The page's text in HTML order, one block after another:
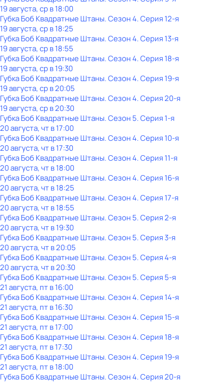
19 августа, ср в 18:00
Губка Боб Квадратные Штаны. Сезон 4. Серия 12-я
19 августа, ср в 18:25
Губка Боб Квадратные Штаны. Сезон 4. Серия 13-я
19 августа, ср в 18:55
Губка Боб Квадратные Штаны. Сезон 4. Серия 18-я
19 августа, ср в 19:30
Губка Боб Квадратные Штаны. Сезон 4. Серия 19-я
19 августа, ср в 20:05
Губка Боб Квадратные Штаны. Сезон 4. Серия 20-я
19 августа, ср в 20:30
Губка Боб Квадратные Штаны. Сезон 5. Серия 1-я
20 августа, чт в 17:00
Губка Боб Квадратные Штаны. Сезон 4. Серия 10-я
20 августа, чт в 17:30
Губка Боб Квадратные Штаны. Сезон 4. Серия 11-я
20 августа, чт в 18:00
Губка Боб Квадратные Штаны. Сезон 4. Серия 16-я
20 августа, чт в 18:25
Губка Боб Квадратные Штаны. Сезон 4. Серия 17-я
20 августа, чт в 18:55
Губка Боб Квадратные Штаны. Сезон 5. Серия 2-я
20 августа, чт в 19:30
Губка Боб Квадратные Штаны. Сезон 5. Серия 3-я
20 августа, чт в 20:05
Губка Боб Квадратные Штаны. Сезон 5. Серия 4-я
20 августа, чт в 20:30
Губка Боб Квадратные Штаны. Сезон 5. Серия 5-я
21 августа, пт в 16:00
Губка Боб Квадратные Штаны. Сезон 4. Серия 14-я
21 августа, пт в 16:30
Губка Боб Квадратные Штаны. Сезон 4. Серия 15-я
21 августа, пт в 17:00
Губка Боб Квадратные Штаны. Сезон 4. Серия 18-я
21 августа, пт в 17:30
Губка Боб Квадратные Штаны. Сезон 4. Серия 19-я
21 августа, пт в 18:00
Губка Боб Квадратные Штаны. Сезон 4. Серия 20-я